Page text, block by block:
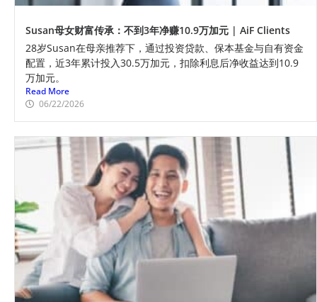
Susan母女财富传承：不到3年净赚10.9万加元 | AiF Clients
28岁Susan在母亲推荐下，通过投资贷款、保本基金与自有资金
配置，近3年累计投入30.5万加元，扣除利息后净收益达到10.9
万加元。
Read More
06/22/2026